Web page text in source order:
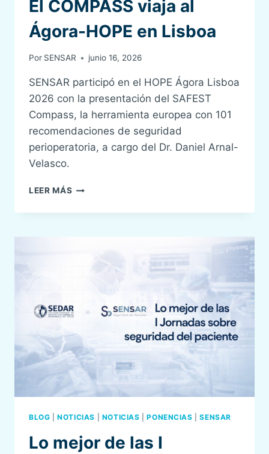
El COMPASS viaja al
Ágora-HOPE en Lisboa
Por SENSAR junio 16, 2026
SENSAR participó en el HOPE Ágora Lisboa
2026 con la presentación del SAFEST
Compass, la herramienta europea con 101
recomendaciones de seguridad
perioperatoria, a cargo del Dr. Daniel Arnal-
Velasco.
LEER MÁS EL
VIAJA
BLOG |NOTICIAS NOTICIAS |PONENCIAS |SENSAR
Lo mejor de las I